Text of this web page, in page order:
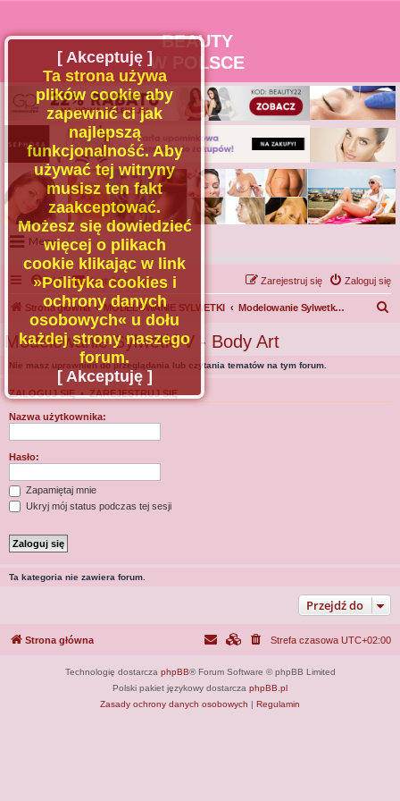
BEAUTY
W POLSCE
Menu
Portal
Facebook
Regulamin
Zapytaj administratora
Kontakt
FAQ Kontakt z nami Zaloguj się
Zarejestruj się
Strona główna MODELOWANIE SYLWETKI Modelowanie Sylwetki V - Body Art
Modelowanie Sylwetki V - Body Art
Nie masz uprawnień do przeglądania lub czytania tematów na tym forum.
ZALOGUJ SIĘ•ZAREJESTRUJ SIĘ
Nazwa użytkownika:
Hasło:
Zapamiętaj mnie
Ukryj mój status podczas tej sesji
Ta kategoria nie zawiera forum.
Przejdź do
[ Akceptuję ]
Ta strona używa
plików cookie aby
zapewnić ci jak
najlepszą
funkcjonalność. Aby
używać tej witryny
musisz ten fakt
zaakceptować.
Możesz się dowiedzieć
więcej o plikach
cookie klikając w link
»Polityka cookies i
ochrony danych
osobowych« u dołu
każdej strony naszego
forum.
[ Akceptuję ]
Strona główna Strefa czasowa UTC+02:00
Technologię dostarcza phpBB® Forum Software © phpBB Limited
Polski pakiet językowy dostarcza phpBB.pl
Zasady ochrony danych osobowych | Regulamin